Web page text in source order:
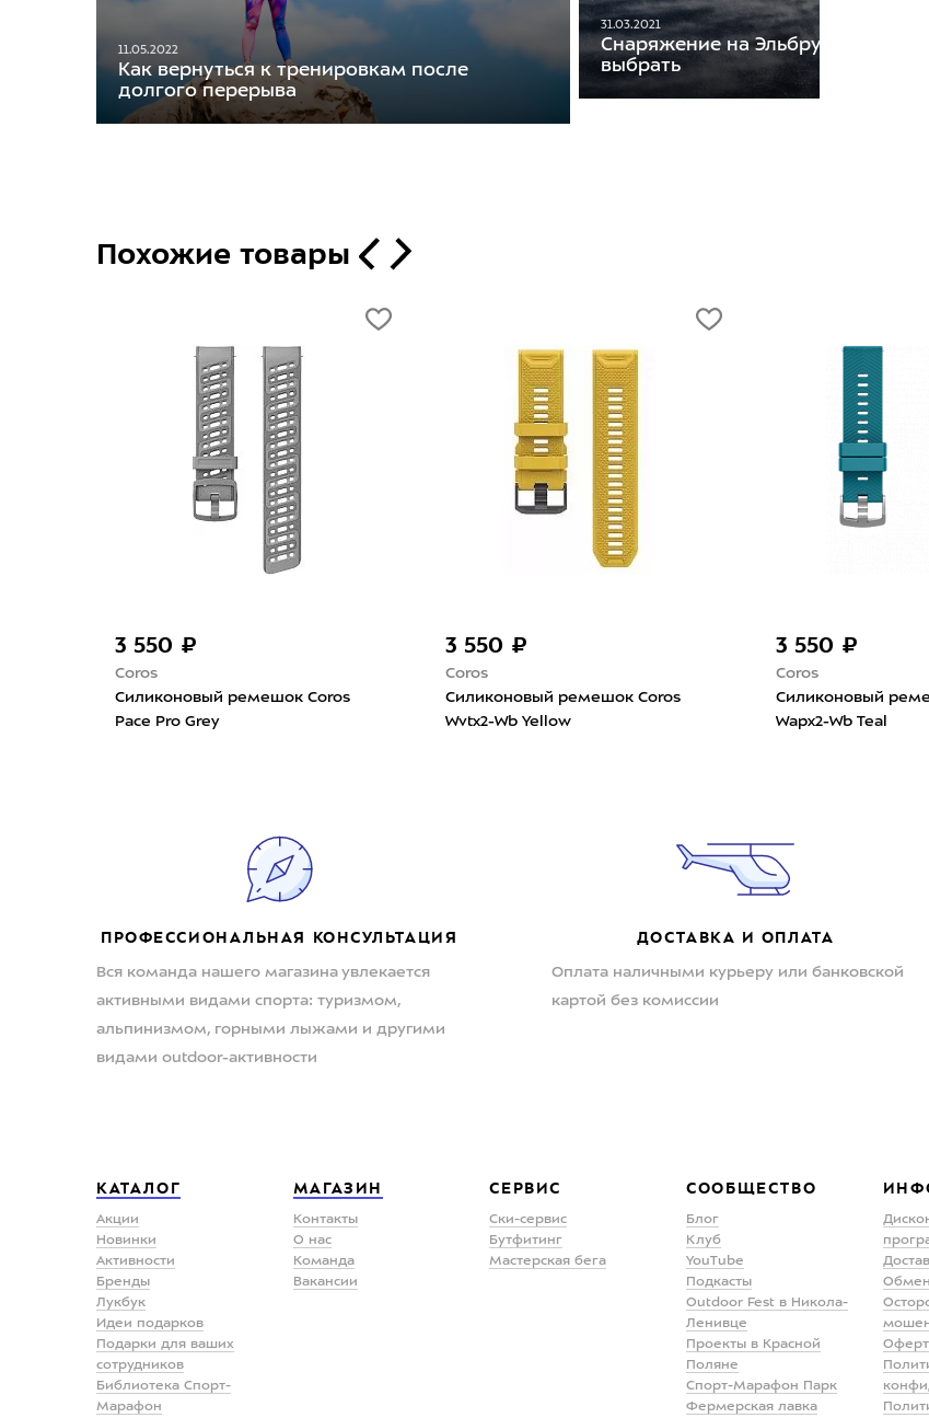
11.05.2022
Как вернуться к тренировкам после
долгого перерыва
31.03.2021
Снаряжение на Эльбрус. Что взять
выбрать
Похожие товары
3 550 ₽
Coros
Силиконовый ремешок Coros
Pace Pro Grey
3 550 ₽
Coros
Силиконовый ремешок Coros
Wvtx2-Wb Yellow
3 550 ₽
Coros
Силиконовый
Wapx2-Wb Teal
ПРОФЕССИОНАЛЬНАЯ КОНСУЛЬТАЦИЯ
Вся команда нашего магазина увлекается
активными видами спорта: туризмом,
альпинизмом, горными лыжами и другими
видами outdoor-активности
ДОСТАВКА И ОПЛАТА
Оплата наличными курьеру или банковской
картой без комиссии
КАТАЛОГ
Акции
Новинки
Активности
Бренды
Лукбук
Идеи подарков
Подарки для ваших
сотрудников
Библиотека Спорт-
Марафон
МАГАЗИН
Контакты
О нас
Команда
Вакансии
СЕРВИС
Ски-сервис
Бутфитинг
Мастерская бега
СООБЩЕСТВО
Блог
Клуб
YouTube
Подкасты
Outdoor Fest в Никола-
Ленивце
Проекты в Красной
Поляне
Спорт-Марафон Парк
Фермерская лавка
Обмен